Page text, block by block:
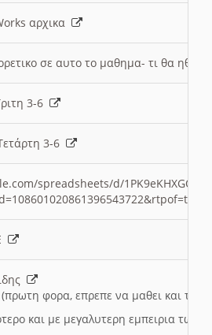
αρχικα
σε αυτο το μαθημα- τι θα
3-6
3-6
spreadsheets/d/
(πρωτη φορα, επρεπε να μαθει και το
και με μεγαλυτερη εμπειρια